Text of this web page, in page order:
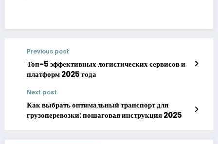
Previous post
Топ-5 эффективных логистических сервисов и
платформ 2025 года
Next post
Как выбрать оптимальный транспорт для
грузоперевозки: пошаговая инструкция 2025